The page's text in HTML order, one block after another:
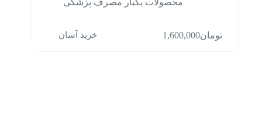
تومان1,600,000 خرید آسان